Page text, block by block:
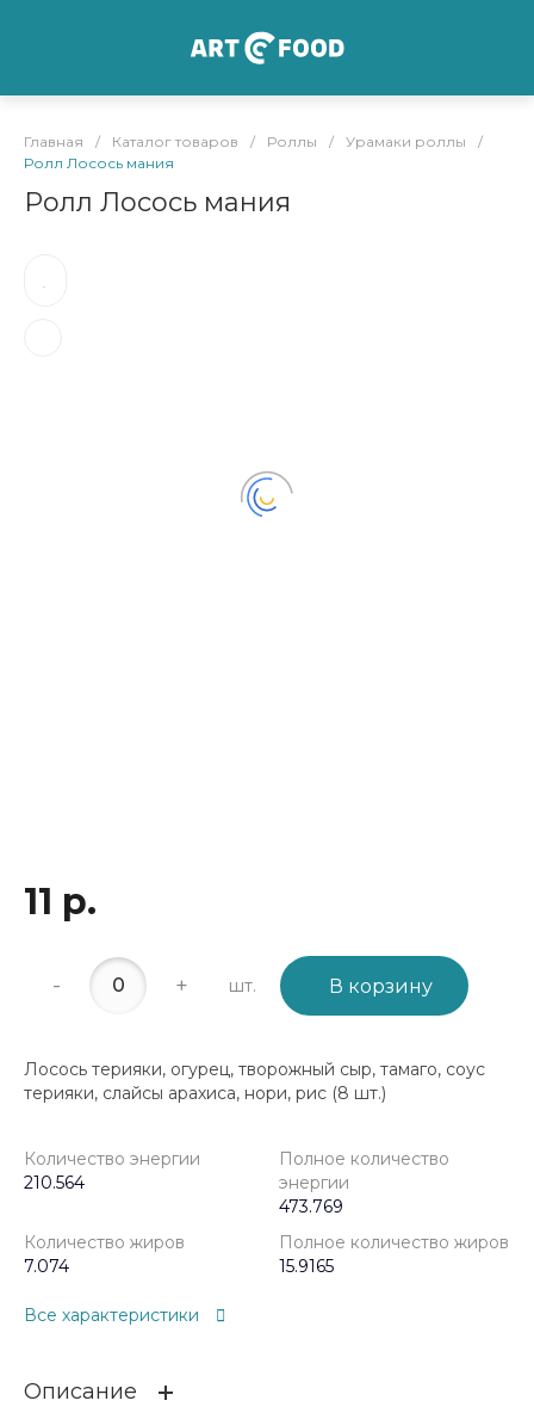
Главная / Каталог товаров / Роллы / Урамаки роллы
/
Ролл Лосось мания
Ролл Лосось мания
11 р.
- + шт. В корзину
Лосось терияки, огурец, творожный сыр, тамаго, соус
терияки, слайсы арахиса, нори, рис (8 шт.)
Количество энергии
210.564
Полное количество
энергии
473.769
Количество жиров
7.074
Полное количество жиров
15.9165
Все характеристики
Описание